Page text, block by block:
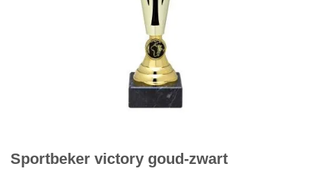
Sportbeker victory goud-zwart